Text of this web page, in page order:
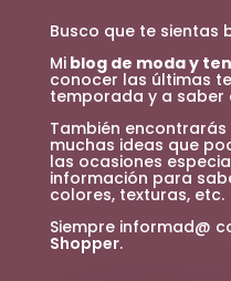
Busco que te sientas
Miblog de moda y
conocer las últimas
temporada y a saber
También
muchas ideas que
las ocasiones
información para
colores, texturas, etc.
Siempre informad@
Shopper.